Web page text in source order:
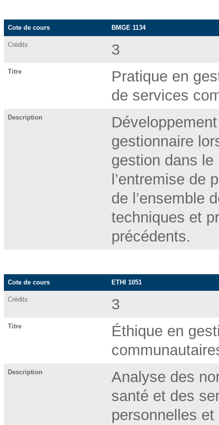
Cote de cours BMGE 1134
Crédits 3
Titre
Pratique en
de services
Description
gestionnaire
gestion dans
l’entremise de
de l’ensemble
techniques et
précédents.
Cote de cours ETHI 1051
Crédits 3
Titre
Éthique en
Description
Analyse des
santé et des
personnelles